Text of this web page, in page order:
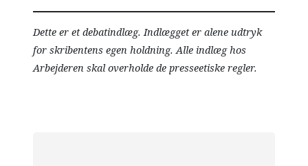
Dette er et debatindlæg. Indlægget er alene udtryk
for skribentens egen holdning. Alle indlæg hos
Arbejderen skal overholde de presseetiske regler.